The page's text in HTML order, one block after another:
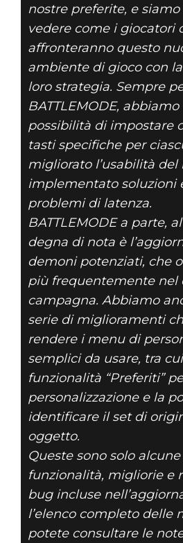
nostre preferite, e
vedere come i giocatori
affronteranno questo
ambiente di gioco con
loro strategia. Sempre
BATTLEMODE,
possibilità di impostare
tasti specifiche per
migliorato l’usabilità
implementato soluzioni
problemi di latenza.
BATTLEMODE a parte,
degna di nota è
demoni potenziati, che
più frequentemente nel
campagna. Abbiamo
serie di miglioramenti
rendere i menu di
semplici da usare, tra
funzionalità “Preferiti”
personalizzazione e la
identificare il set di
oggetto.
Queste sono solo
funzionalità, migliorie e
bug incluse
l’elenco completo delle
potete consultare le